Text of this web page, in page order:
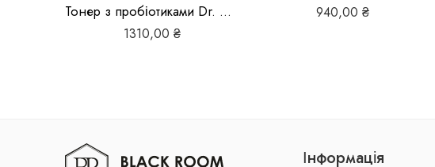
Тонер з пробіотиками Dr. Ceuracle Pro Balance Biotics Toner
1310,00 ₴
940,00 ₴
Інформація